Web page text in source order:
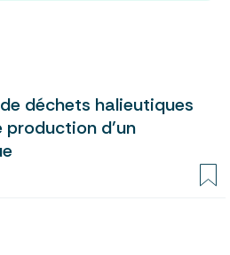
déchets halieutiques
production d’un